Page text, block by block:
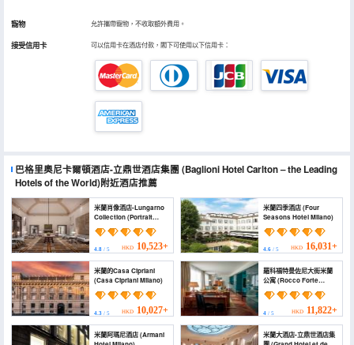
寵物 允許攜帶寵物，不收取額外費用。
接受信用卡 可以信用卡在酒店付款，閣下可使用以下信用卡：
巴格里奧尼卡爾頓酒店-立鼎世酒店集團 (Baglioni Hotel Carlton – the Leading
Hotels of the World)附近酒店推薦
米蘭肖像酒店-Lungarno
Collection (Portrait
Milano - Lungarno
Collection)
4.8 / 5 HKD 10,523+
米蘭四季酒店 (Four
Seasons Hotel Milano)
4.6/ 5 HKD 16,031+
米蘭的Casa Cipriani
(Casa Cipriani Milano)
4.3 / 5 HKD 10,027+
羅科福特曼佐尼大街米蘭
公寓 (Rocco Forte
House Via Manzoni
Milan)
4/ 5 HKD 11,822+
米蘭阿瑪尼酒店 (Armani
米蘭大酒店-立鼎世酒店集